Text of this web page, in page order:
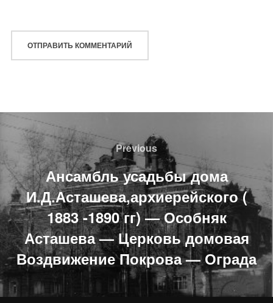
Навигация
по
записям
Previous
Previous
Ансамбль усадьбы дома
И.Д.Асташева,архиерейского (
1883 -1890 гг) — Особняк
Асташева — Церковь домовая
Воздвижение Покрова — Ограда